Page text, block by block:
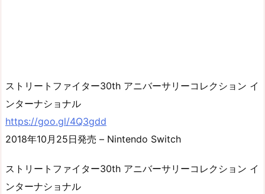
ストリートファイター30th アニバーサリーコレクション イ
ンターナショナル
https://goo.gl/4Q3gdd
2018年10月25日発売 – Nintendo Switch
ストリートファイター30th アニバーサリーコレクション イ
ンターナショナル